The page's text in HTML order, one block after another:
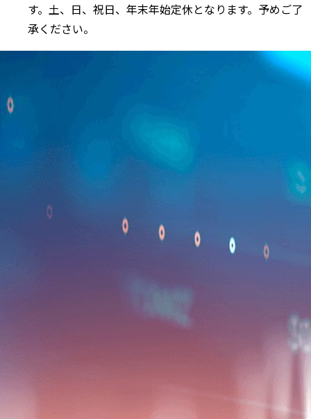
す。土、日、祝日、年末年始定休となります。予めご了
承ください。